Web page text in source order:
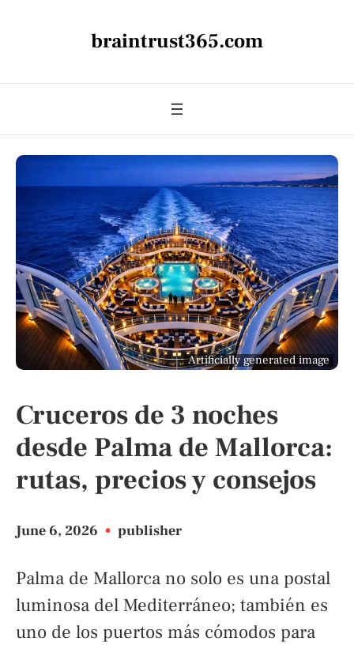
braintrust365.com
Artificially generated image
Cruceros de 3 noches
desde Palma de Mallorca:
rutas, precios y consejos
June 6, 2026 • publisher
Palma de Mallorca no solo es una postal
luminosa del Mediterráneo; también es
uno de los puertos más cómodos para